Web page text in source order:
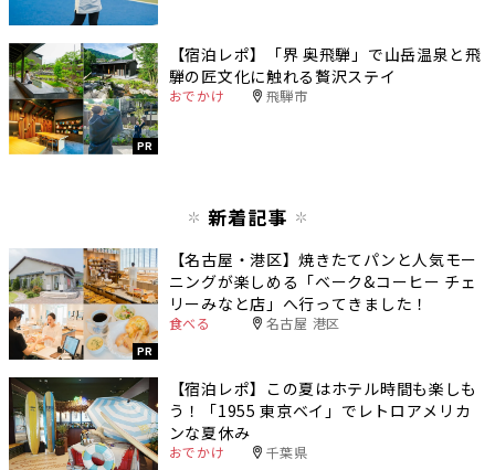
PR
【宿泊レポ】「界 奥飛騨」で山岳温泉と飛
騨の匠文化に触れる贅沢ステイ
おでかけ 飛騨市
新着記事
PR
【名古屋・港区】焼きたてパンと人気モー
ニングが楽しめる「ベーク&コーヒー チェ
リーみなと店」へ行ってきました！
食べる 名古屋 港区
【宿泊レポ】この夏はホテル時間も楽しも
う！「1955 東京ベイ」でレトロアメリカ
ンな夏休み
おでかけ 千葉県